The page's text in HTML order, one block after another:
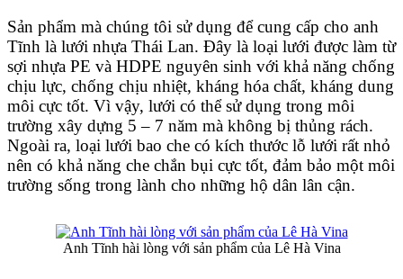
Sản phẩm mà chúng tôi sử dụng để cung cấp cho anh
Tĩnh là lưới nhựa Thái Lan. Đây là loại lưới được làm từ
sợi nhựa PE và HDPE nguyên sinh với khả năng chống
chịu lực, chống chịu nhiệt, kháng hóa chất, kháng dung
môi cực tốt. Vì vậy, lưới có thể sử dụng trong môi
trường xây dựng 5 – 7 năm mà không bị thủng rách.
Ngoài ra, loại lưới bao che có kích thước lỗ lưới rất nhỏ
nên có khả năng che chắn bụi cực tốt, đảm bảo một môi
trường sống trong lành cho những hộ dân lân cận.
Anh Tĩnh hài lòng với sản phẩm của Lê Hà Vina